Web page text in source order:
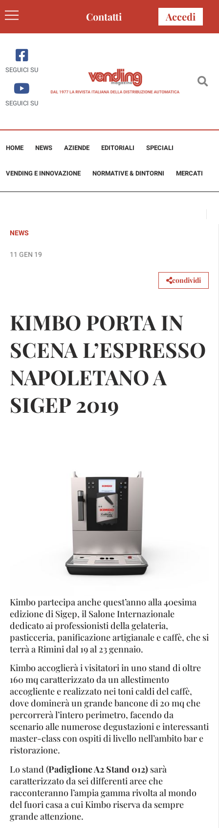
Contatti Accedi
SEGUICI SU
SEGUICI SU
HOME NEWS AZIENDE EDITORIALI SPECIALI
VENDING E INNOVAZIONE NORMATIVE & DINTORNI MERCATI
NEWS
11 GEN 19
condividi
KIMBO PORTA IN
SCENA L’ESPRESSO
NAPOLETANO A
SIGEP 2019
Kimbo partecipa anche quest’anno alla 40esima
edizione di Sigep, il Salone Internazionale
dedicato ai professionisti della gelateria,
pasticceria, panificazione artigianale e caffè, che si
terrà a Rimini dal 19 al 23 gennaio.
Kimbo accoglierà i visitatori in uno stand di oltre
160 mq caratterizzato da un allestimento
accogliente e realizzato nei toni caldi del caffè,
dove dominerà un grande bancone di 20 mq che
percorrerà l’intero perimetro, facendo da
scenario alle numerose degustazioni e interessanti
master-class con ospiti di livello nell’ambito bar e
ristorazione.
Lo stand (Padiglione A2 Stand 012) sarà
caratterizzato da sei differenti aree che
racconteranno l’ampia gamma rivolta al mondo
del fuori casa a cui Kimbo riserva da sempre
grande attenzione.